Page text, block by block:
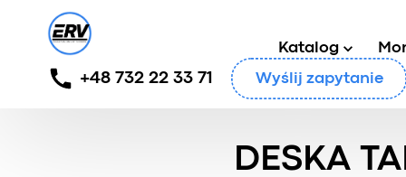
Katalog
+48 732 22 33 71 Wyślij zapytanie
Główny / Produkty / Deska tarasowa / Deska
DESKA